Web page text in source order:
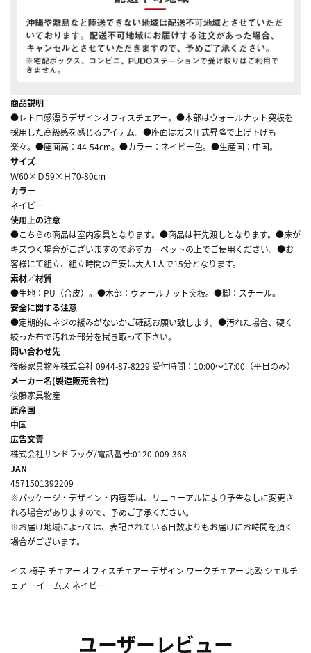
商品説明
●レトロ感漂うデザインオフィスチェアー。●木部はウォールナット突板を
採用した高級感を感じるアイテム。●座面はガス圧式昇降で上げ下げも
楽々。●座面高：44-54cm。●カラー：ネイビー色。●生産国：中国。
サイズ
Ｗ60×Ｄ59×Ｈ70-80cm
カラー
ネイビー
使用上の注意
●こちらの商品は室内家具となります。●商品は軒先渡しとなります。●床が
キズつく場合がございますので必ずカーペットの上でご使用ください。●お
客様にて組立、組立時間の目安は大人1人で15分となります。
素材／材質
●生地：PU（合皮）。●木部：ウォールナット突板。●脚：スチール。
安全に関する注意
●定期的にネジの緩みがないかご確認お願い致します。●汚れた場合、硬く
絞った布で汚れた部分を拭き取って下さい。
問い合わせ先
後藤家具物産株式会社 0944-87-8229 受付時間：10:00～17:00（平日のみ）
メーカー名(製造販売会社)
後藤家具物産
原産国
中国
広告文責
株式会社サンドラッグ/電話番号:0120-009-368
JAN
4571501392209
※パッケージ・デザイン・内容等は、リニューアルにより予告なしに変更さ
れる場合がありますので、予めご了承ください。
※お届け地域によっては、表記されている日数よりもお届けにお時間を頂く
場合がございます。
イス 椅子 チェアー オフィスチェアー デザイン ワークチェアー 北欧 シェルチ
ェアー イームス ネイビー
ユーザーレビュー